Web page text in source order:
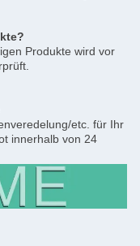
Produkte wird vor
etc. für Ihr
innerhalb von 24